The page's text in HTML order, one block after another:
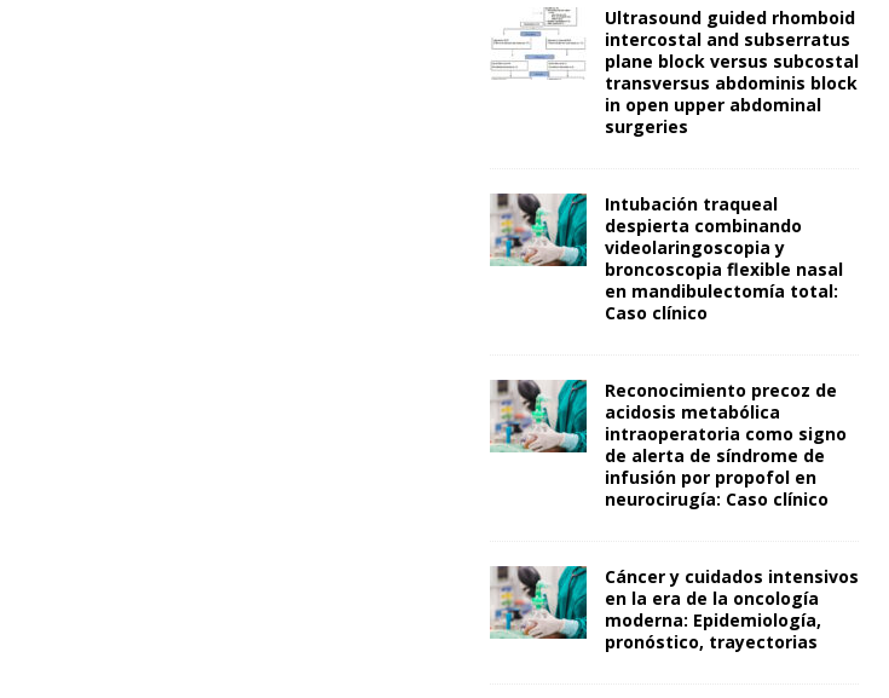
Ultrasound guided rhomboid
intercostal and subserratus
plane block versus subcostal
transversus abdominis block
in open upper abdominal
surgeries
Intubación traqueal
despierta combinando
videolaringoscopia y
broncoscopia flexible nasal
en mandibulectomía total:
Caso clínico
Reconocimiento precoz de
acidosis metabólica
intraoperatoria como signo
de alerta de síndrome de
infusión por propofol en
neurocirugía: Caso clínico
Cáncer y cuidados intensivos
en la era de la oncología
moderna: Epidemiología,
pronóstico, trayectorias